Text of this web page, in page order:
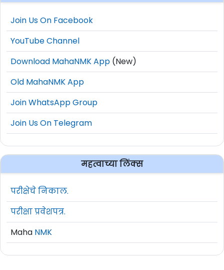
Join Us On Facebook
YouTube Channel
Download MahaNMK App (New)
Old MahaNMK App
Join WhatsApp Group
Join Us On Telegram
महत्वाच्या लिंक्स
परीक्षेचे निकाल.
परीक्षा प्रवेशपत्र.
Maha NMK